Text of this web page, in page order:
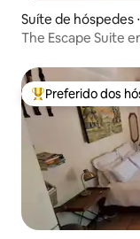
Suíte de hóspedes
The Escape Suite
Entre os
Preferido dos